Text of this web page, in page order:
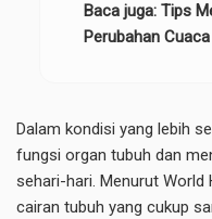
Baca juga: Tips
Perubahan
Dalam kondisi yang lebih
fungsi organ tubuh dan
sehari-hari. Menurut World
cairan tubuh yang cukup